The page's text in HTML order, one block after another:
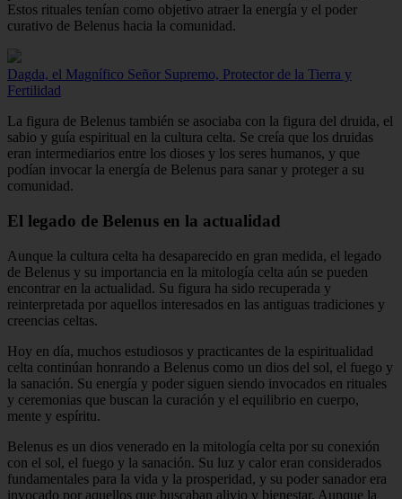
Estos rituales tenían como objetivo atraer la energía y el poder
curativo de Belenus hacia la comunidad.
Dagda, el Magnífico Señor Supremo, Protector de la Tierra y
Fertilidad
La figura de Belenus también se asociaba con la figura del druida, el
sabio y guía espiritual en la cultura celta. Se creía que los druidas
eran intermediarios entre los dioses y los seres humanos, y que
podían invocar la energía de Belenus para sanar y proteger a su
comunidad.
El legado de Belenus en la actualidad
Aunque la cultura celta ha desaparecido en gran medida, el legado
de Belenus y su importancia en la mitología celta aún se pueden
encontrar en la actualidad. Su figura ha sido recuperada y
reinterpretada por aquellos interesados en las antiguas tradiciones y
creencias celtas.
Hoy en día, muchos estudiosos y practicantes de la espiritualidad
celta continúan honrando a Belenus como un dios del sol, el fuego y
la sanación. Su energía y poder siguen siendo invocados en rituales
y ceremonias que buscan la curación y el equilibrio en cuerpo,
mente y espíritu.
Belenus es un dios venerado en la mitología celta por su conexión
con el sol, el fuego y la sanación. Su luz y calor eran considerados
fundamentales para la vida y la prosperidad, y su poder sanador era
invocado por aquellos que buscaban alivio y bienestar. Aunque la